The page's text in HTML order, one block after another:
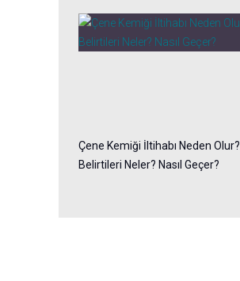
Çene Kemiği İltihabı Neden Olur?
Belirtileri Neler? Nasıl Geçer?